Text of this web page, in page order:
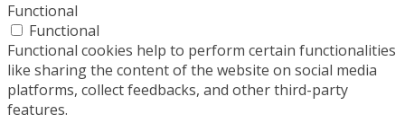
Functional
Functional
Functional cookies help to perform certain functionalities
like sharing the content of the website on social media
platforms, collect feedbacks, and other third-party
features.